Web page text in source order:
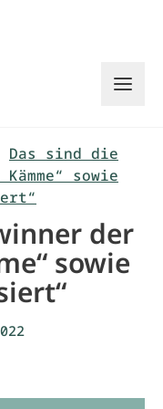
Das sind die
sowie
der
sowie